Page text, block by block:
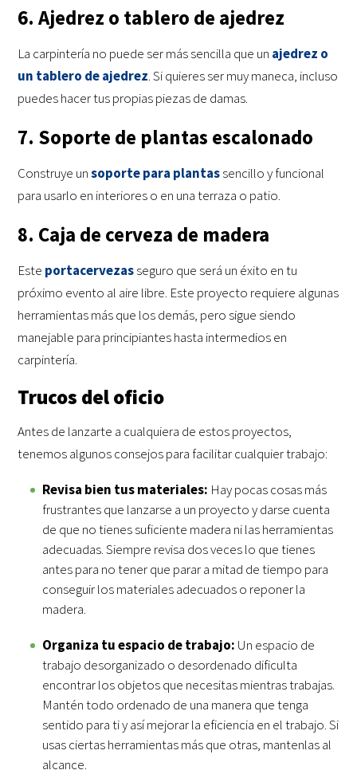
6. Ajedrez o tablero de ajedrez
La carpintería no puede ser más sencilla que un ajedrez o
un tablero de ajedrez. Si quieres ser muy maneca, incluso
puedes hacer tus propias piezas de damas.
7. Soporte de plantas escalonado
Construye unsoporte para plantassencillo y funcional
para usarlo en interiores o en una terraza o patio.
8. Caja de cerveza de madera
Este portacervezasseguro que será un éxito en tu
próximo evento al aire libre. Este proyecto requiere algunas
herramientas más que los demás, pero sigue siendo
manejable para principiantes hasta intermedios en
carpintería.
Trucos del oficio
Antes de lanzarte a cualquiera de estos proyectos,
tenemos algunos consejos para facilitar cualquier trabajo:
Revisa bien tus materiales: Hay pocas cosas más
frustrantes que lanzarse a un proyecto y darse cuenta
de que no tienes suficiente madera ni las herramientas
adecuadas. Siempre revisa dos veces lo que tienes
antes para no tener que parar a mitad de tiempo para
conseguir los materiales adecuados o reponer la
madera.
Organiza tu espacio de trabajo: Un espacio de
trabajo desorganizado o desordenado dificulta
encontrar los objetos que necesitas mientras trabajas.
Mantén todo ordenado de una manera que tenga
sentido para ti y así mejorar la eficiencia en el trabajo. Si
usas ciertas herramientas más que otras, mantenlas al
alcance.